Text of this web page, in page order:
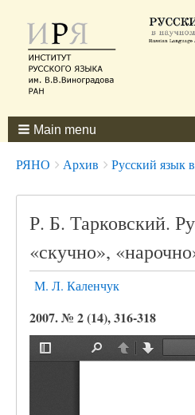
Main menu
Breadcrumbs
You
РЯНО Архив Русский язык
Р. Б. Тарковский.
«скучно»,
М. Л. Каленчук
2007. № 2 (14), 316-318